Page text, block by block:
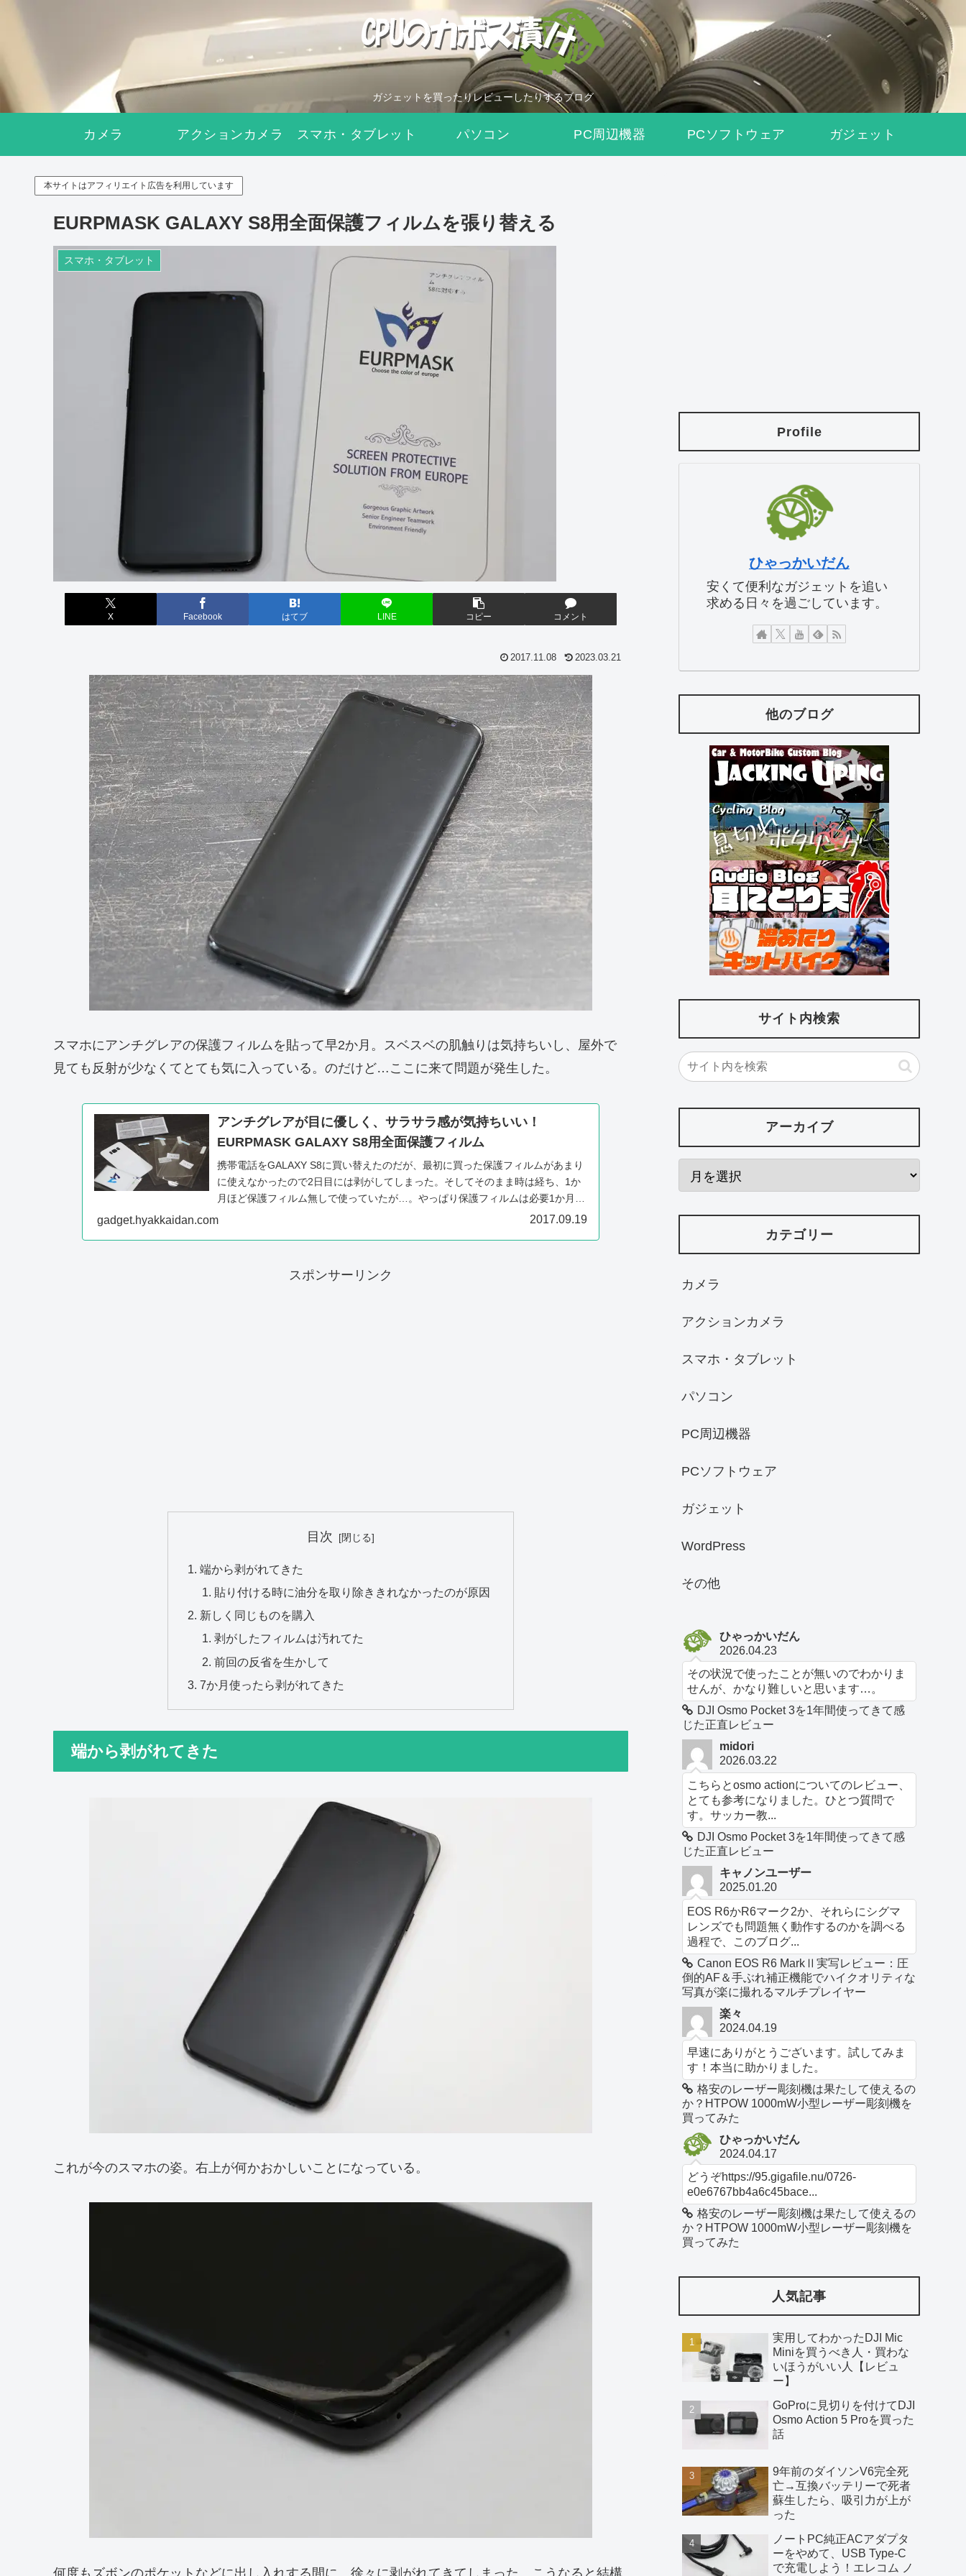
ガジェットを買ったりレビューしたりするブログ
カメラ アクションカメラ スマホ・タブレット パソコン PC周辺機器 PCソフトウェア ガジェット
本サイトはアフィリエイト広告を利用しています
EURPMASK GALAXY S8用全面保護フィルムを張り替える
スマホ・タブレット
X Facebook はてブ LINE コピー コメント
2017.11.08 2023.03.21
スマホにアンチグレアの保護フィルムを貼って早2か月。スベスベの肌触りは気持ちいし、屋外で
見ても反射が少なくてとても気に入っている。のだけど…ここに来て問題が発生した。
アンチグレアが目に優しく、サラサラ感が気持ちいい！
EURPMASK GALAXY S8用全面保護フィルム
携帯電話をGALAXY S8に買い替えたのだが、最初に買った保護フィルムがあまり
に使えなかったので2日目には剥がしてしまった。そしてそのまま時は経ち、1か
月ほど保護フィルム無しで使っていたが…。やっぱり保護フィルムは必要1か月間
何も貼らずに...
gadget.hyakkaidan.com 2017.09.19
スポンサーリンク
目次
端から剥がれてきた
貼り付ける時に油分を取り除ききれなかったのが原因
新しく同じものを購入
剥がしたフィルムは汚れてた
前回の反省を生かして
7か月使ったら剥がれてきた
端から剥がれてきた
これが今のスマホの姿。右上が何かおかしいことになっている。
何度もズボンのポケットなどに出し入れする間に、徐々に剥がれてきてしまった。こうなると結構
Profile
ひゃっかいだん
安くて便利なガジェットを追い
求める日々を過ごしています。
他のブログ
サイト内検索
アーカイブ
カテゴリー
カメラ
アクションカメラ
スマホ・タブレット
パソコン
PC周辺機器
PCソフトウェア
ガジェット
WordPress
その他
ひゃっかいだん
2026.04.23
その状況で使ったことが無いのでわかりま
せんが、かなり難しいと思います…。
DJI Osmo Pocket 3を1年間使ってきて感
じた正直レビュー
midori
2026.03.22
こちらとosmo actionについてのレビュー、
とても参考になりました。ひとつ質問で
す。サッカー教...
DJI Osmo Pocket 3を1年間使ってきて感
じた正直レビュー
キャノンユーザー
2025.01.20
EOS R6かR6マーク2か、それらにシグマ
レンズでも問題無く動作するのかを調べる
過程で、このブログ...
Canon EOS R6 MarkⅡ実写レビュー：圧
倒的AF＆手ぶれ補正機能でハイクオリティな
写真が楽に撮れるマルチプレイヤー
楽々
2024.04.19
早速にありがとうございます。試してみま
す！本当に助かりました。
格安のレーザー彫刻機は果たして使えるの
か？HTPOW 1000mW小型レーザー彫刻機を
買ってみた
ひゃっかいだん
2024.04.17
どうぞhttps://95.gigafile.nu/0726-
e0e6767bb4a6c45bace...
格安のレーザー彫刻機は果たして使えるの
か？HTPOW 1000mW小型レーザー彫刻機を
買ってみた
人気記事
実用してわかったDJI Mic
Miniを買うべき人・買わな
いほうがいい人【レビュ
ー】
GoProに見切りを付けてDJI
Osmo Action 5 Proを買った
話
9年前のダイソンV6完全死
亡→互換バッテリーで死者
蘇生したら、吸引力が上が
った
ノートPC純正ACアダプタ
ーをやめて、USB Type-C
で充電しよう！エレコム ノ